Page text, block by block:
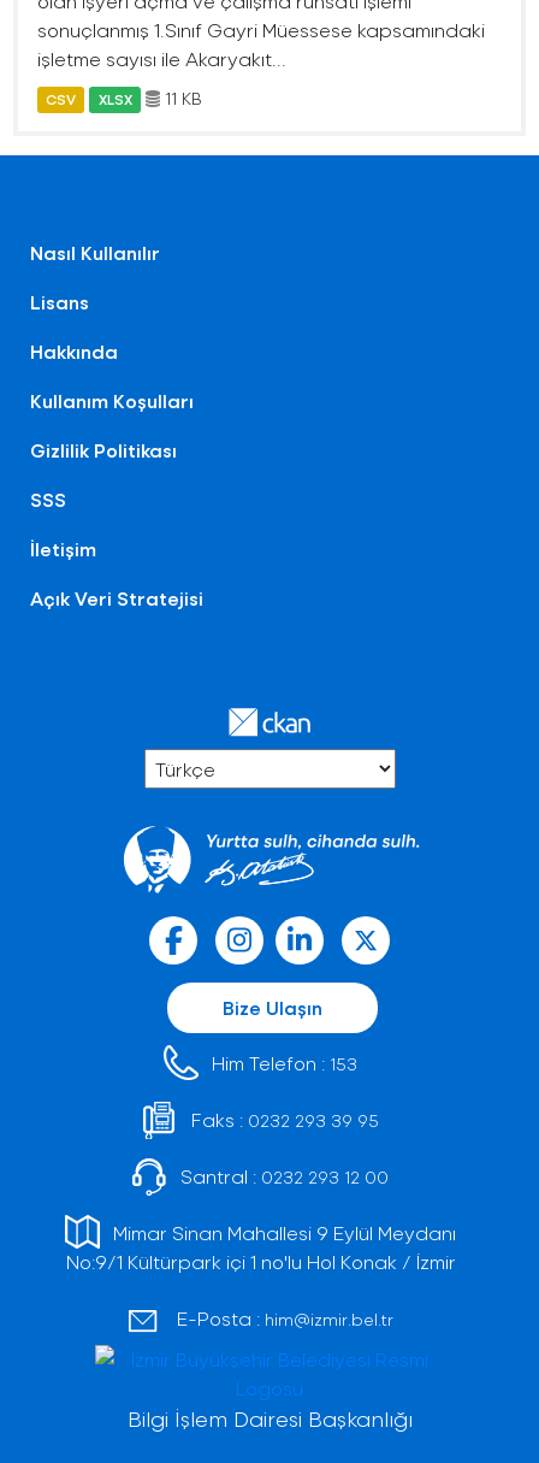
sonuçlanmış 1.Sınıf Gayri Müessese kapsamındaki
işletme sayısı ile Akaryakıt...
CSV XLSX 11 KB
Nasıl Kullanılır
Lisans
Hakkında
Kullanım Koşulları
Gizlilik Politikası
SSS
İletişim
Açık Veri Stratejisi
Bize Ulaşın
Him Telefon : 153
Faks : 0232 293 39 95
Santral : 0232 293 12 00
Mimar Sinan Mahallesi 9 Eylül Meydanı
No:9/1 Kültürpark içi 1 no'lu Hol Konak / İzmir
E-Posta : him@izmir.bel.tr
Bilgi İşlem Dairesi Başkanlığı